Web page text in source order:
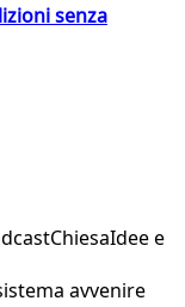
senza
ChiesaIdee e
avvenire